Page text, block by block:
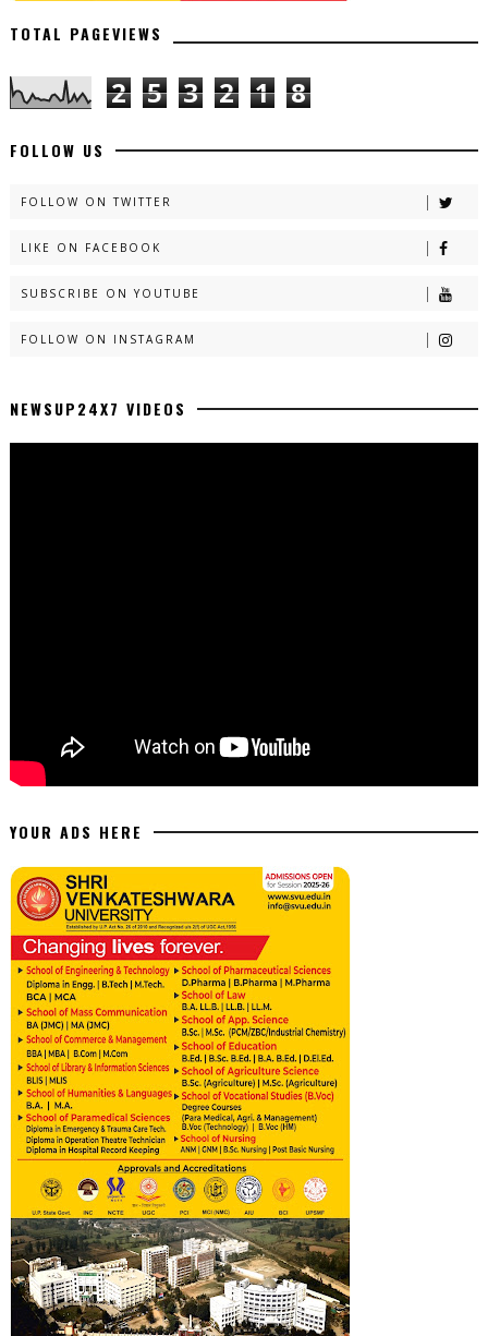
TOTAL PAGEVIEWS
2 5 3 2 1 8
FOLLOW US
FOLLOW ON TWITTER
LIKE ON FACEBOOK
SUBSCRIBE ON YOUTUBE
FOLLOW ON INSTAGRAM
NEWSUP24X7 VIDEOS
YOUR ADS HERE